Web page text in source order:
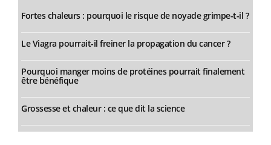
Fortes chaleurs : pourquoi le risque de noyade grimpe-t-il ?
Le Viagra pourrait-il freiner la propagation du cancer ?
Pourquoi manger moins de protéines pourrait finalement
être bénéfique
Grossesse et chaleur : ce que dit la science